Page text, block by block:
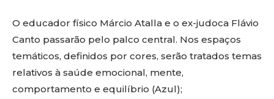
O educador físico Márcio Atalla e o ex-judoca Flávio
Canto passarão pelo palco central. Nos espaços
temáticos, definidos por cores, serão tratados temas
relativos à saúde emocional, mente,
comportamento e equilíbrio (Azul);